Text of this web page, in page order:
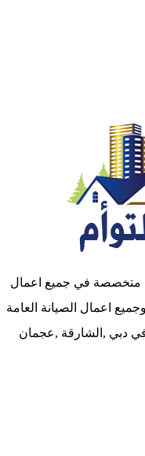
متخصصة في جميع اعمال
اعمال الصيانة العامة
في دبي ,الشارقة ,عجمان